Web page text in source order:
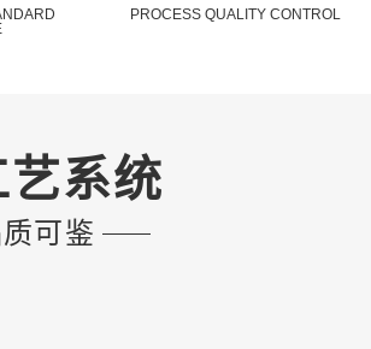
PROCESS QUALITY CONTROL
系统
可鉴